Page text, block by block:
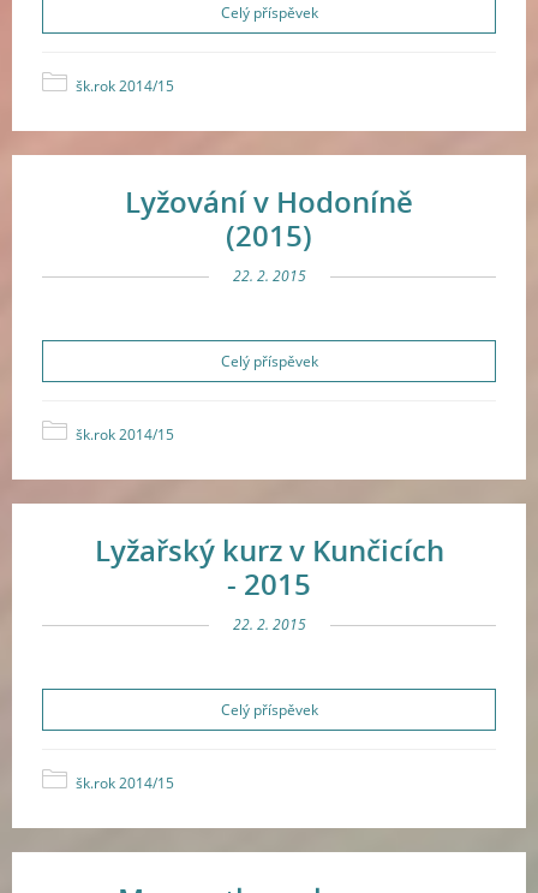
Celý příspěvek
šk.rok 2014/15
Lyžování v Hodoníně
(2015)
22. 2. 2015
Celý příspěvek
šk.rok 2014/15
Lyžařský kurz v Kunčicích
- 2015
22. 2. 2015
Celý příspěvek
šk.rok 2014/15